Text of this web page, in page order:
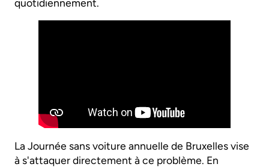
La Journée sans voiture annuelle de Bruxelles vise
à s'attaquer directement à ce problème. En